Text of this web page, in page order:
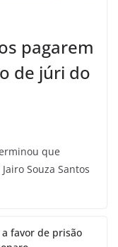
pagarem
de júri do
que
Souza Santos
a favor de prisão